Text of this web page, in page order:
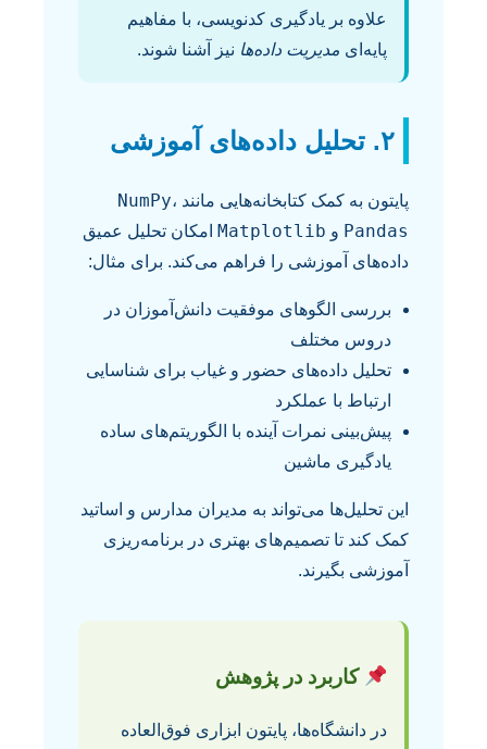
علاوه بر یادگیری کدنویسی، با مفاهیم
پایه‌ای مدیریت داده‌ها نیز آشنا شوند.
۲. تحلیل داده‌های آموزشی
پایتون به کمک کتابخانه‌هایی مانند NumPy،
Pandas و Matplotlib
امکان تحلیل عمیق
داده‌های آموزشی را فراهم می‌کند. برای مثال:
بررسی الگوهای موفقیت دانش‌آموزان در
دروس مختلف
تحلیل داده‌های حضور و غیاب برای شناسایی
ارتباط با عملکرد
پیش‌بینی نمرات آینده با الگوریتم‌های ساده
یادگیری ماشین
این تحلیل‌ها می‌تواند به مدیران مدارس و اساتید
کمک کند تا تصمیم‌های بهتری در برنامه‌ریزی
آموزشی بگیرند.
کاربرد در پژوهش
در دانشگاه‌ها، پایتون ابزاری فوق‌العاده